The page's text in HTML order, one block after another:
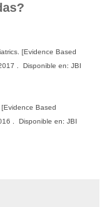
[Evidence Based
. Disponible en: JBI
Based
. Disponible en: JBI